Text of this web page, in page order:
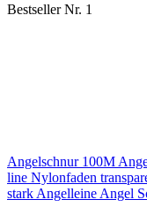
Bestseller Nr. 1
Angelschnur 100M
line Nylonfaden
stark Angelleine Angel